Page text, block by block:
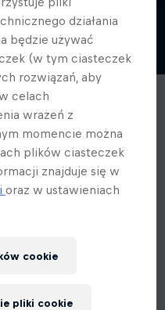
działania
będzie używać
(w tym ciasteczek
rozwiązań, aby
celach
wrażeń z
momencie można
plików ciasteczek
znajduje się w
oraz w ustawieniach
cookie
pliki cookie